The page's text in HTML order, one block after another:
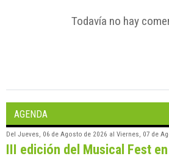
Todavía no hay
AGENDA
Del Jueves, 06 de Agosto de 2026 al Viernes, 07 de
III edición del Musical Fest